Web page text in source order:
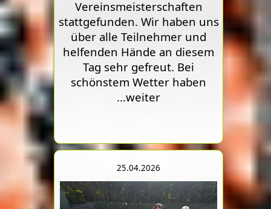
Vereinsmeisterschaften
stattgefunden. Wir haben uns
über alle Teilnehmer und
helfenden Hände an diesem
Tag sehr gefreut. Bei
schönstem Wetter haben
...weiter
25.04.2026